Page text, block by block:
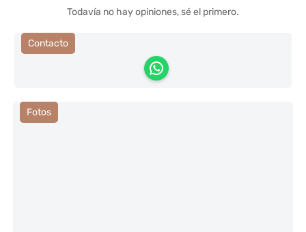
Todavía no hay opiniones, sé el primero.
Contacto
Fotos